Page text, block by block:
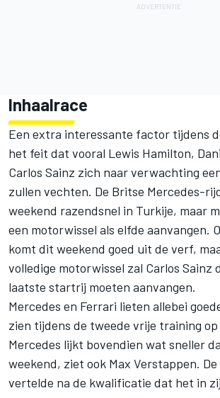
Inhaalrace
Een extra interessante factor tijdens
het feit dat vooral Lewis Hamilton,
Carlos Sainz zich naar verwachting
zullen vechten. De Britse Mercedes-
weekend razendsnel in Turkije, maar
een motorwissel als elfde aanvangen.
komt dit weekend goed uit de verf,
volledige motorwissel zal Carlos Sainz
laatste startrij moeten aanvangen.
Mercedes en Ferrari lieten allebei
zien tijdens de tweede vrije training
Mercedes lijkt bovendien wat sneller
weekend, ziet ook Max Verstappen.
vertelde na de kwalificatie dat het in